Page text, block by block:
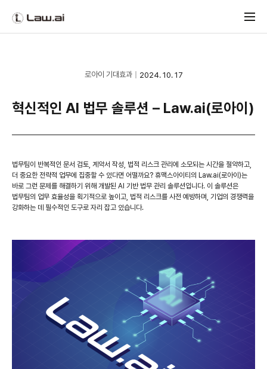
로아이 기대효과 2024. 10. 17
혁신적인 AI 법무 솔루션 – Law.ai(로아이)
법무팀이 반복적인 문서 검토, 계약서 작성, 법적 리스크 관리에 소모되는 시간을 절약하고,
더 중요한 전략적 업무에 집중할 수 있다면 어떨까요? 휴맥스아이티의 Law.ai(로아이)는
바로 그런 문제를 해결하기 위해 개발된 AI 기반 법무 관리 솔루션입니다. 이 솔루션은
법무팀의 업무 효율성을 획기적으로 높이고, 법적 리스크를 사전 예방하며, 기업의 경쟁력을
강화하는 데 필수적인 도구로 자리 잡고 있습니다.